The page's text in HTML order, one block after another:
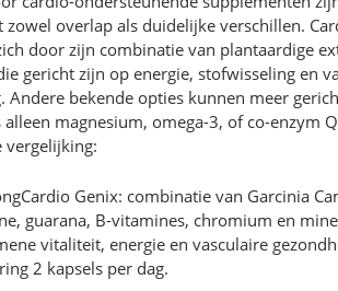
zowel overlap als duidelijke verschillen.
door zijn combinatie van plantaardige
gericht zijn op energie, stofwisseling en
Andere bekende opties kunnen meer
alleen magnesium, omega-3, of co-enzym
vergelijking:
Genix: combinatie van Garcinia
guarana, B-vitamines, chromium en
vitaliteit, energie en vasculaire
2 kapsels per dag.